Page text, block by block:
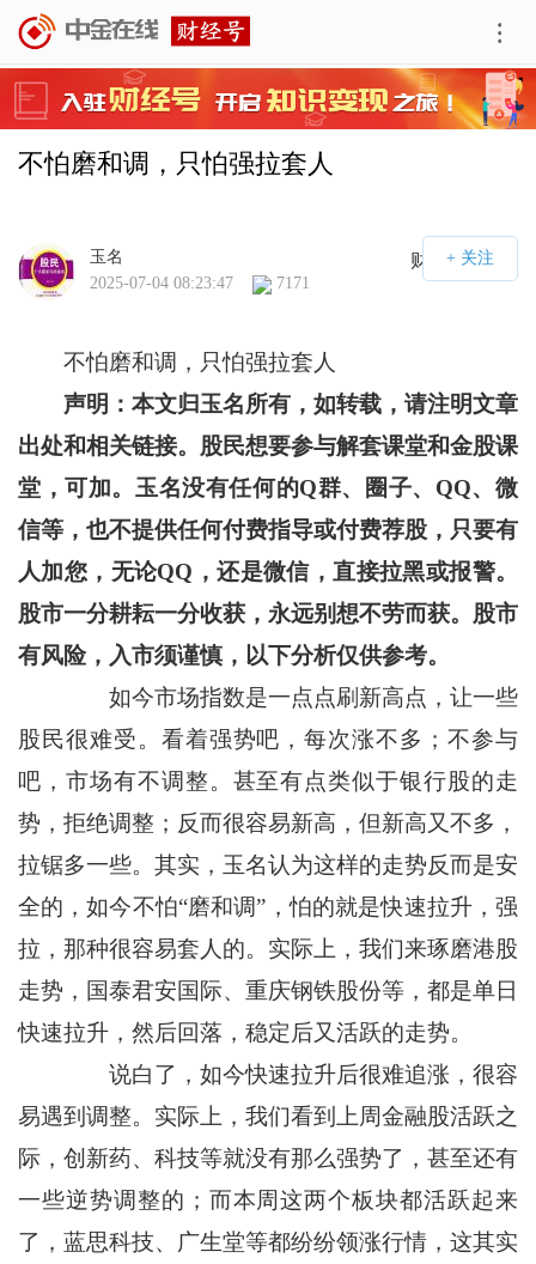
不怕磨和调，只怕强拉套人
财经号APP
玉名
2025-07-04 08:23:47
7171
不怕磨和调，只怕强拉套人
声明：本文归玉名所有，如转载，请注明文章
出处和相关链接。股民想要参与解套课堂和金股课
堂，可加。玉名没有任何的Q群、圈子、QQ、微
信等，也不提供任何付费指导或付费荐股，只要有
人加您，无论QQ，还是微信，直接拉黑或报警。
股市一分耕耘一分收获，永远别想不劳而获。股市
有风险，入市须谨慎，以下分析仅供参考。
如今市场指数是一点点刷新高点，让一些
股民很难受。看着强势吧，每次涨不多；不参与
吧，市场有不调整。甚至有点类似于银行股的走
势，拒绝调整；反而很容易新高，但新高又不多，
拉锯多一些。其实，玉名认为这样的走势反而是安
全的，如今不怕“磨和调”，怕的就是快速拉升，强
拉，那种很容易套人的。实际上，我们来琢磨港股
走势，国泰君安国际、重庆钢铁股份等，都是单日
快速拉升，然后回落，稳定后又活跃的走势。
说白了，如今快速拉升后很难追涨，很容
易遇到调整。实际上，我们看到上周金融股活跃之
际，创新药、科技等就没有那么强势了，甚至还有
一些逆势调整的；而本周这两个板块都活跃起来
了，蓝思科技、广生堂等都纷纷领涨行情，这其实